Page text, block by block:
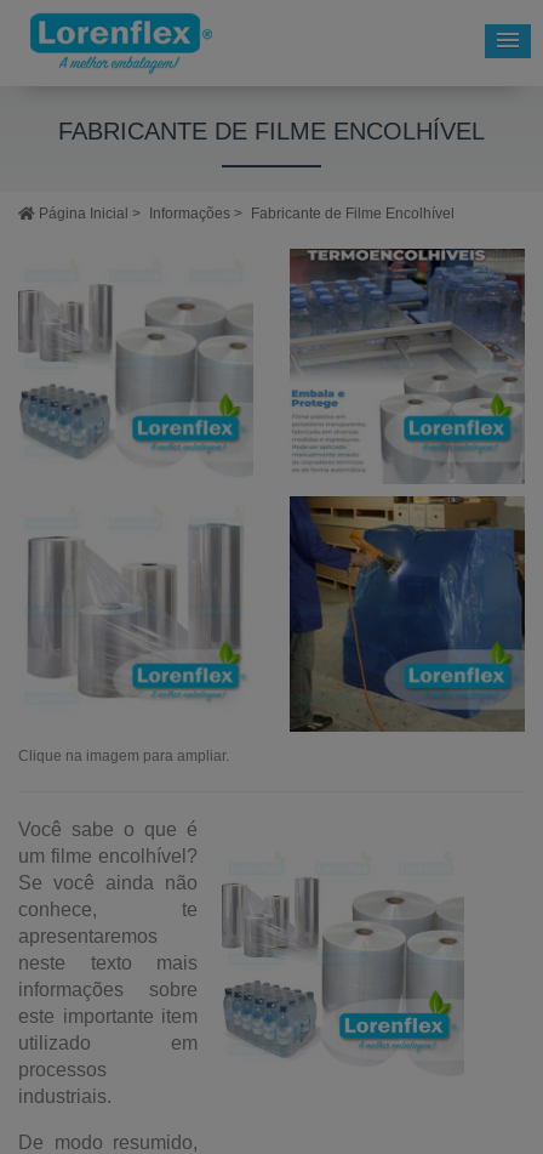
FABRICANTE DE FILME ENCOLHÍVEL
Página Inicial > Informações > Fabricante de Filme Encolhível
Clique na imagem para ampliar.
Você sabe o que é
um filme encolhível?
Se você ainda não
conhece, te
apresentaremos
neste texto mais
informações sobre
este importante item
utilizado em
processos
industriais.
De modo resumido,